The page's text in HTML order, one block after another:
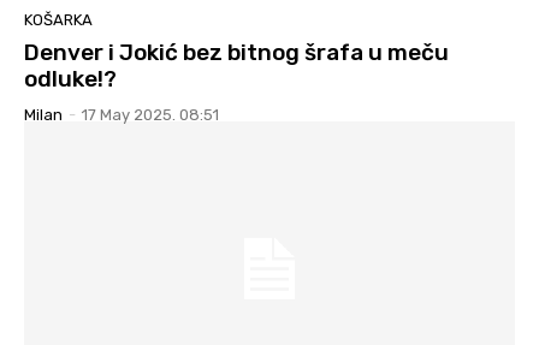
KOŠARKA
Denver i Jokić bez bitnog šrafa u meču
odluke!?
Milan - 17 May 2025. 08:51